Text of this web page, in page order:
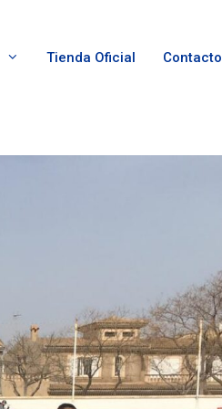
Tienda Oficial Contacto